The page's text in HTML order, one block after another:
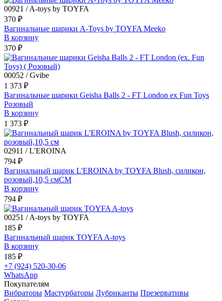
00921 / A-toys by TOYFA
370 ₽
Вагинальные шарики A-Toys by TOYFA Meeko
В корзину
370 ₽
00052 / Gvibe
1 373 ₽
Вагинальные шарики Geisha Balls 2 - FT London ex Fun Toys
Розовый
В корзину
1 373 ₽
02911 / L'EROINA
794 ₽
Вагинальный шарик L'EROINA by TOYFA Blush, силикон,
розовый,10,5 смСМ
В корзину
794 ₽
00251 / A-toys by TOYFA
185 ₽
Вагинальный шарик TOYFA A-toys
В корзину
185 ₽
+7 (924) 520-30-06
WhatsApp
Покупателям
Вибраторы Мастурбаторы Лубриканты Презервативы